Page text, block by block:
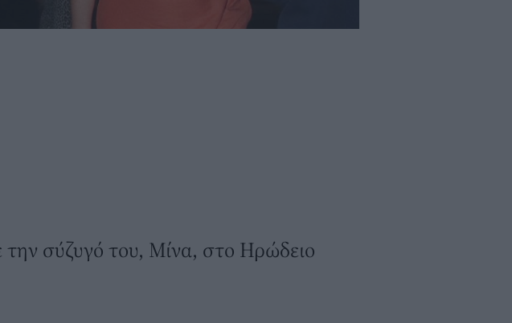
σύζυγό του, Μίνα, στο Ηρώδειο